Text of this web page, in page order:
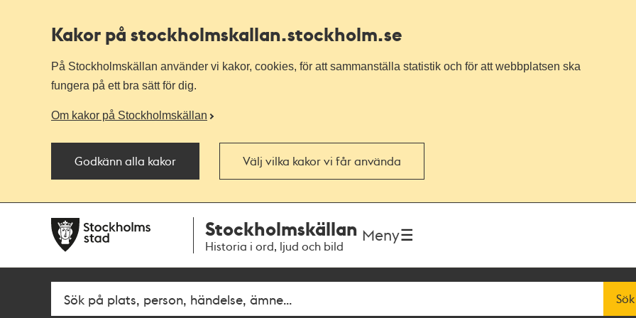
Kakor på stockholmskallan.stockholm.se
På Stockholmskällan använder vi kakor, cookies, för att sammanställa statistik och för att webbplatsen ska
fungera på ett bra sätt för dig.
Om kakor på Stockholmskällan
Godkänn alla kakor Välj vilka kakor vi får använda
navigationen
huvudinnehållet
Stockholmskällan
Historia i ord, ljud och bild
Meny
Fritextsök Sök